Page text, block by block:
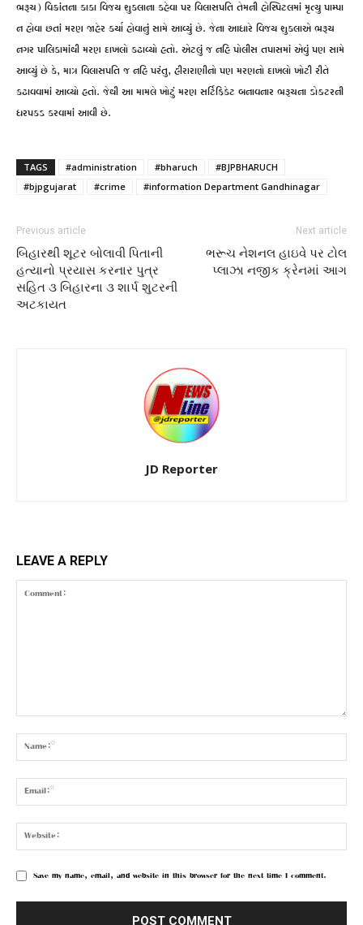
ભરૂચ) વિક્રાંતના કાકા વિજય શુકલાના કહેવા પર વિલાસપતિ તેમની હોસ્પિટલમાં મૃત્યુ પામ્પા
ન હોવા છતાં મરણ જાહેર કર્યા હોવાનું સામે આવ્યું છે. જેના આધારે વિજય શુકલાએ ભરૂચ
નગર પાલિકામાંથી મરણ દાખલો કઢાવ્યો હતો. એટલું જ નહિ પોલીસ તપાસમાં એવું પણ સામે
આવ્યું છે કે, માત્ર વિલાસપતિ જ નહિ પરંતુ, હીરારાણીનો પણ મરણનો દાખલો ખોટી રીતે
કઢાવવામાં આવ્યો હતો. જેથી આ મામલે ખોટું મરણ સર્ટિફિકેટ બનાવનાર ભરૂચના ડોક્ટરની
ધરપકડ કરવામાં આવી છે.
TAGS #administration #bharuch
#BJPBHARUCH
#bjpgujarat
#crime #information Department Gandhinagar
Previous article
બિહારથી શૂટર બોલાવી પિતાની
હત્યાનો પ્રયાસ કરનાર પુત્ર
સહિત ૩ બિહારના ૩ શાર્પ શુટરની
અટકાયત
Next article
ભરૂચ નેશનલ હાઇવે પર ટોલ
પ્લાઝા નજીક ક્રેનમાં આગ
JD Reporter
LEAVE A REPLY
Save my name, email, and website in this browser for the next time I comment.